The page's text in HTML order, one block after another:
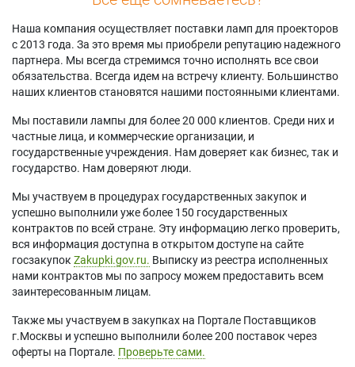
Наша компания осуществляет поставки ламп для проекторов
с 2013 года. За это время мы приобрели репутацию надежного
партнера. Мы всегда стремимся точно исполнять все свои
обязательства. Всегда идем на встречу клиенту. Большинство
наших клиентов становятся нашими постоянными клиентами.
Мы поставили лампы для более 20 000 клиентов. Среди них и
частные лица, и коммерческие организации, и
государственные учреждения. Нам доверяет как бизнес, так и
государство. Нам доверяют люди.
Мы участвуем в процедурах государственных закупок и
успешно выполнили уже более 150 государственных
контрактов по всей стране. Эту информацию легко проверить,
вся информация доступна в открытом доступе на сайте
госзакупок Zakupki.gov.ru. Выписку из реестра исполненных
нами контрактов мы по запросу можем предоставить всем
заинтересованным лицам.
Также мы участвуем в закупках на Портале Поставщиков
г.Москвы и успешно выполнили более 200 поставок через
оферты на Портале. Проверьте сами.